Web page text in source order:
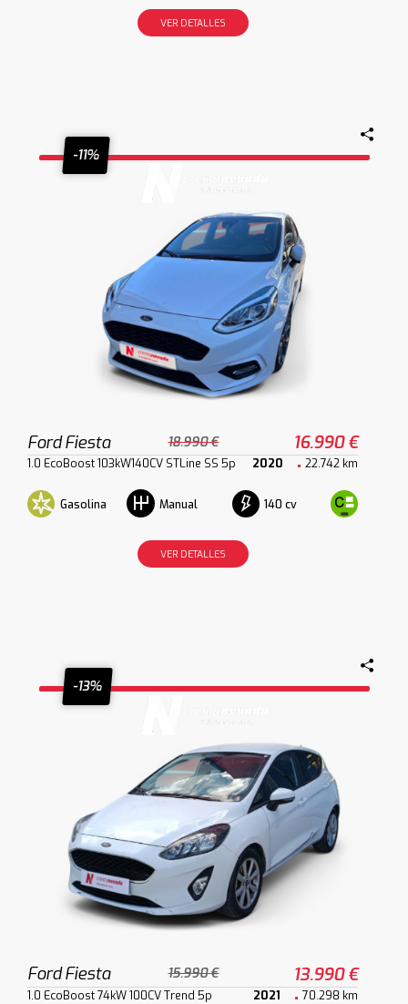
VER DETALLES
-11%
Ford Fiesta 18.990 € 16.990 €
1.0 EcoBoost 103kW140CV STLine SS 5p 2020 22.742 km
Gasolina Manual 140 cv
VER DETALLES
-13%
Ford Fiesta 15.990 € 13.990 €
1.0 EcoBoost 74kW 100CV Trend 5p 2021 70.298 km